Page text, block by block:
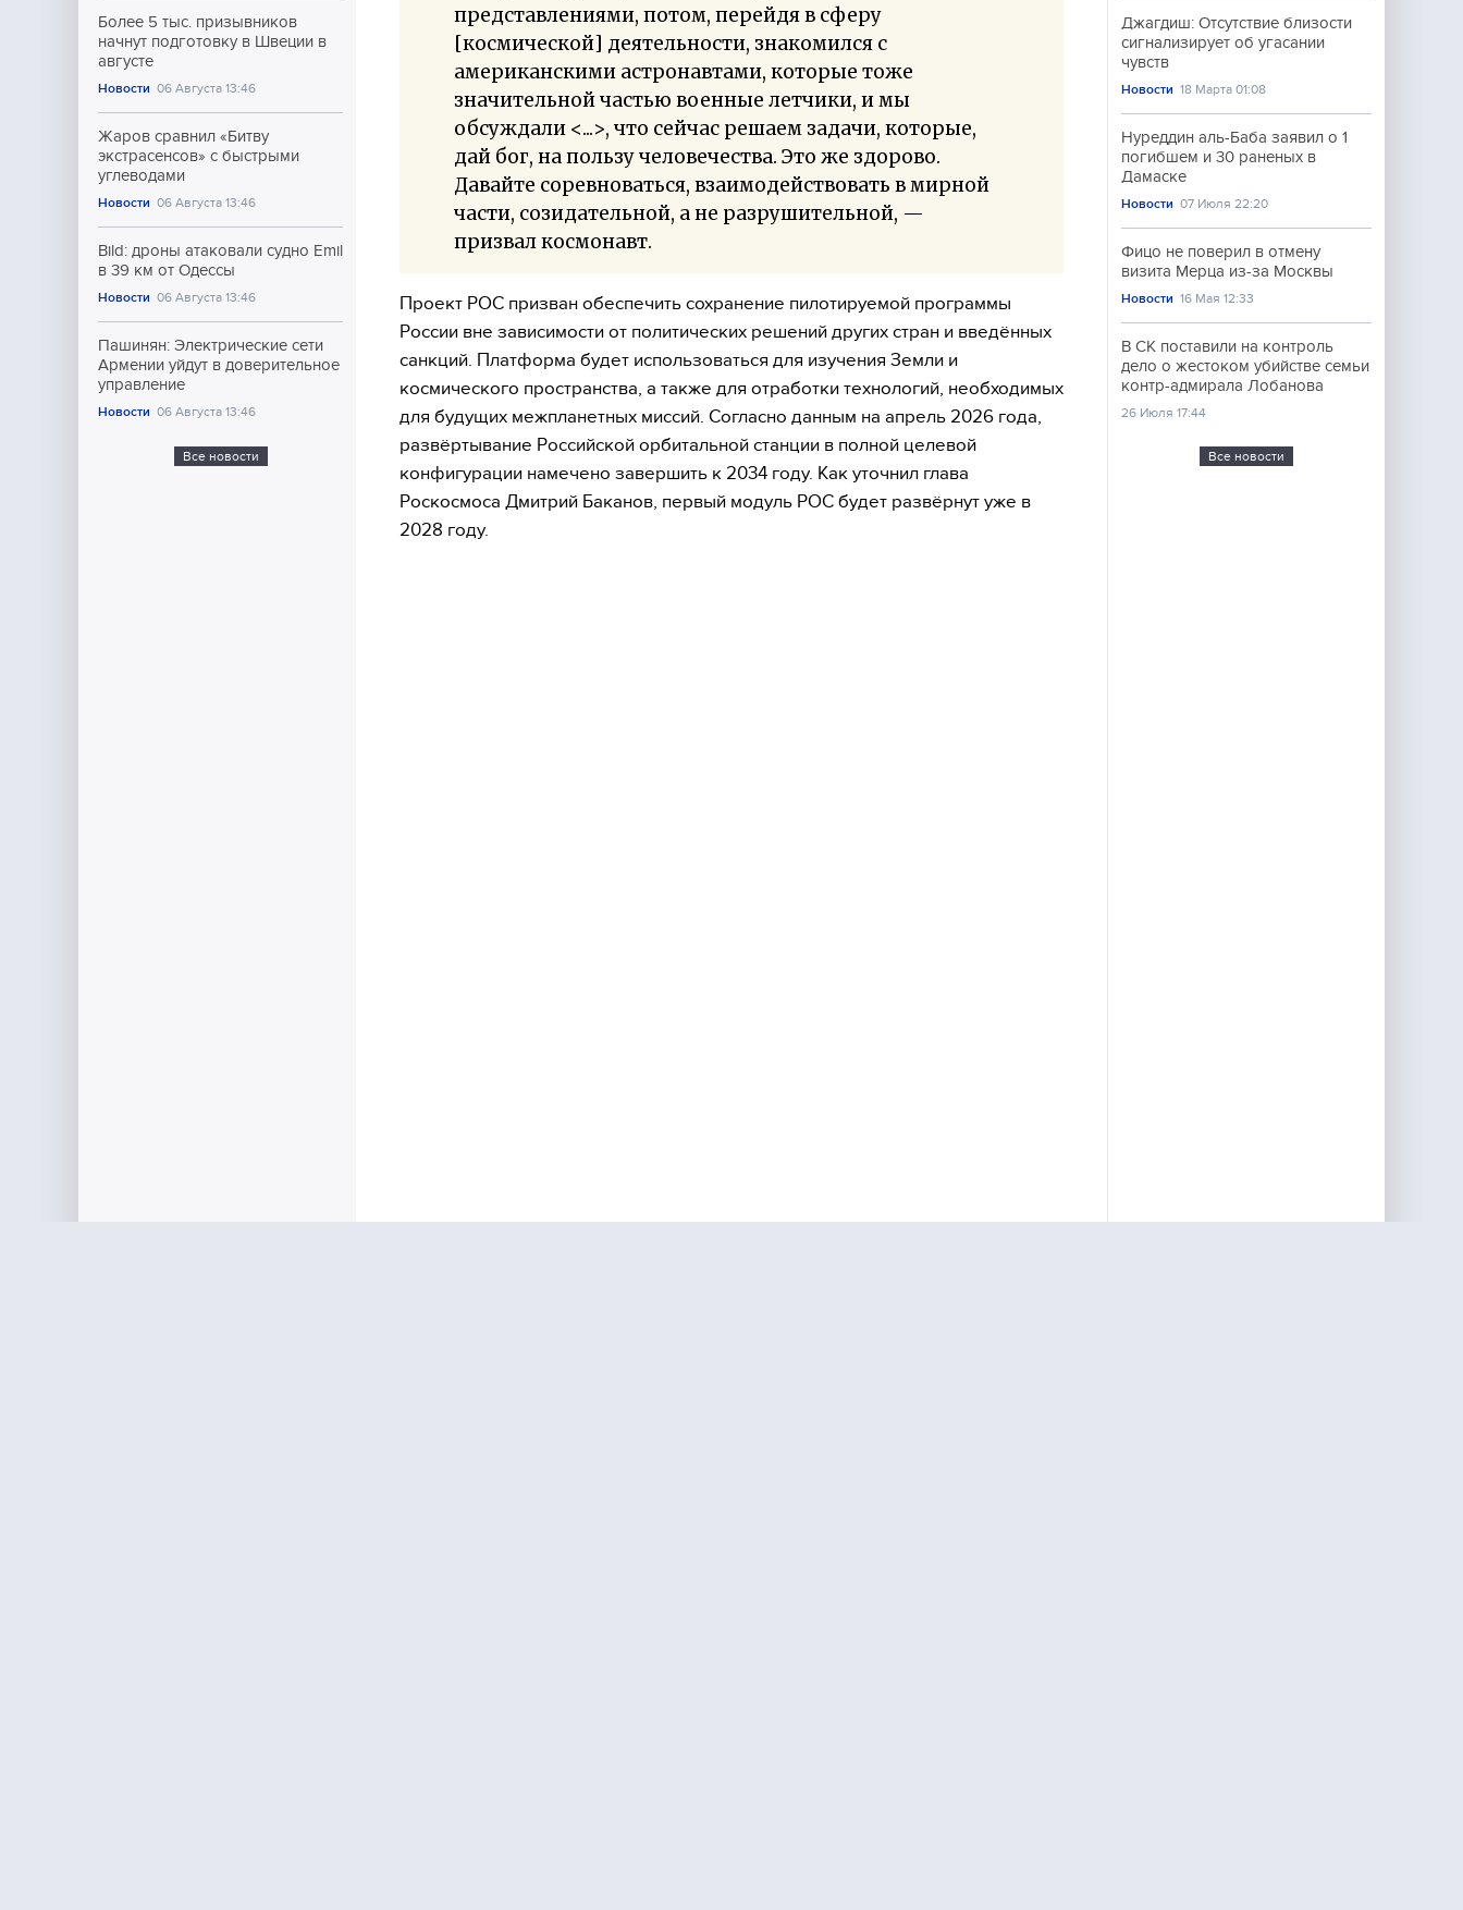
Более 5 тыс. призывников
начнут подготовку в Швеции в
августе
Новости 06 Августа 13:46
Жаров сравнил «Битву
экстрасенсов» с быстрыми
углеводами
Новости 06 Августа 13:46
Bild: дроны атаковали судно Emil
в 39 км от Одессы
Новости 06 Августа 13:46
Пашинян: Электрические сети
Армении уйдут в доверительное
управление
Новости 06 Августа 13:46
Все новости
представлениями, потом, перейдя в сферу
[космической] деятельности, знакомился с
американскими астронавтами, которые тоже
значительной частью военные летчики, и мы
обсуждали <...>, что сейчас решаем задачи, которые,
дай бог, на пользу человечества. Это же здорово.
Давайте соревноваться, взаимодействовать в мирной
части, созидательной, а не разрушительной, —
призвал космонавт.
Проект РОС призван обеспечить сохранение пилотируемой программы
России вне зависимости от политических решений других стран и введённых
санкций. Платформа будет использоваться для изучения Земли и
космического пространства, а также для отработки технологий, необходимых
для будущих межпланетных миссий. Согласно данным на апрель 2026 года,
развёртывание Российской орбитальной станции в полной целевой
конфигурации намечено завершить к 2034 году. Как уточнил глава
Роскосмоса Дмитрий Баканов, первый модуль РОС будет развёрнут уже в
2028 году.
Джагдиш: Отсутствие близости
сигнализирует об угасании
чувств
Новости 18 Марта 01:08
Нуреддин аль-Баба заявил о 1
погибшем и 30 раненых в
Дамаске
Новости 07 Июля 22:20
Фицо не поверил в отмену
визита Мерца из-за Москвы
Новости 16 Мая 12:33
В СК поставили на контроль
дело о жестоком убийстве семьи
контр-адмирала Лобанова
26 Июля 17:44
Все новости